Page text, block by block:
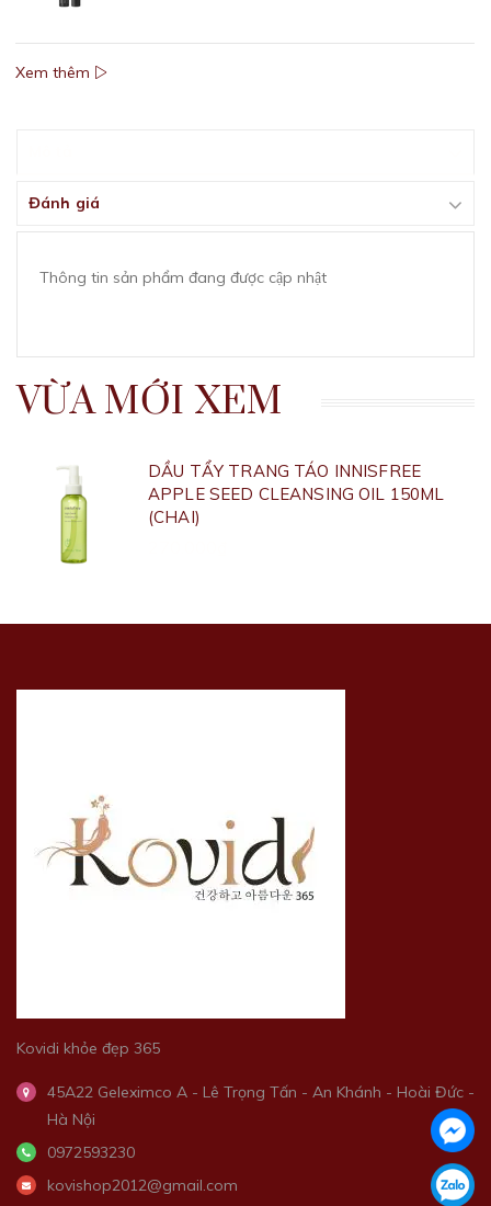
Xem thêm
Đánh giá
Thông tin sản phẩm đang được cập nhật
VỪA MỚI XEM
DẦU TẨY TRANG TÁO INNISFREE
APPLE SEED CLEANSING OIL 150ML
(CHAI)
Kovidi khỏe đẹp 365
45A22 Geleximco A - Lê Trọng Tấn - An Khánh - Hoài Đức -
Hà Nội
0972593230
kovishop2012@gmail.com